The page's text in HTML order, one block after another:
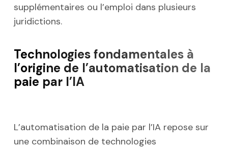
supplémentaires ou l’emploi dans plusieurs
juridictions.
Technologies fondamentales à
l’origine de l’automatisation de la
paie par l’IA
L’automatisation de la paie par l’IA repose sur
une combinaison de technologies